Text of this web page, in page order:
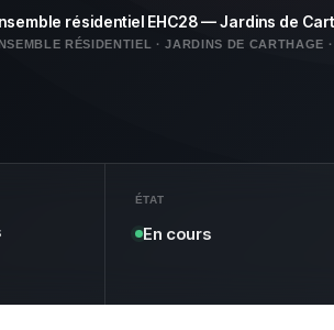
résidentiel EHC28 — Jardins de
RÉSIDENTIEL · JARDINS DE CARTHAGE
ÉTAT
En cours